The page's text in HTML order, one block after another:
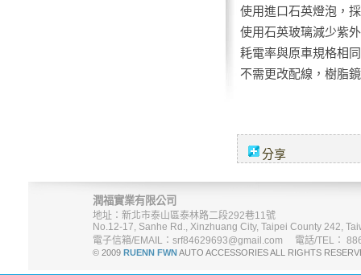
使用進口石英燈泡，
使用石英玻璃減少紫
耗電率與原車規格相
不需更改配線，樹脂
分享
潤福實業有限公司
地址：新北市泰山區泰林路二段292巷11號
No.12-17, Sanhe Rd., Xinzhuang City, Taipei County 242,
電子信箱/EMAIL：srf84629693@gmail.com 電話/TEL：
© 2009 RUENN FWNAUTO ACCESSORIES ALL RIGHTS